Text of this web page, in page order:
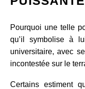
Pourquoi une telle
qu’il symbolise à
universitaire, avec
incontestée sur le
Certains estiment